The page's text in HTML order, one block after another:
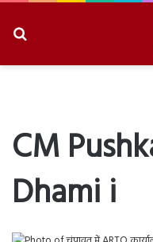
CM
Dhami i